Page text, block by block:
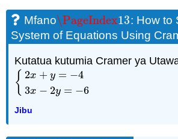
Mfano\PageIndex13
\PageIndex13: How to
System of Equations Using
Kutatua kutumia Cramer ya
{ 2x + y = −4
3x − 2y = −6
{2 = −
Jibu